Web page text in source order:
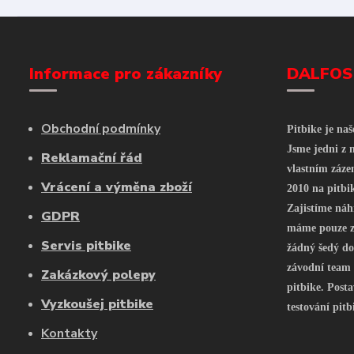
Informace pro zákazníky
Obchodní podmínky
Reklamační řád
Vrácení a výměna zboží
GDPR
Servis pitbike
Zakázkový polepy
Vyzkoušej pitbike
Kontakty
Pitbike je
Jsme jedni z
vlastním
2010 na
Zajistíme
máme pouze
žádný šedý
závodní
pitbike.
testování